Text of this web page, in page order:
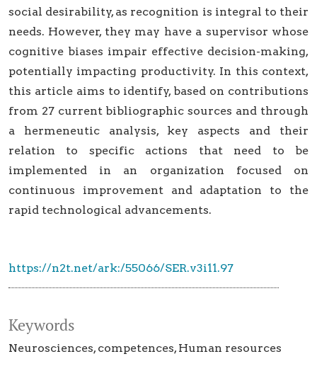
Keywords
Neurosciences competences Human resources
https://n2t.net/ark:/55066/SER.v3i11.97
social desirability, as recognition is integral to their
needs. However, they may have a supervisor whose
cognitive biases impair effective decision-making,
potentially impacting productivity. In this context,
this article aims to identify, based on contributions
from 27 current bibliographic sources and through
a hermeneutic analysis, key aspects and their
relation to specific actions that need to be
implemented in an organization focused on
continuous improvement and adaptation to the
rapid technological advancements.